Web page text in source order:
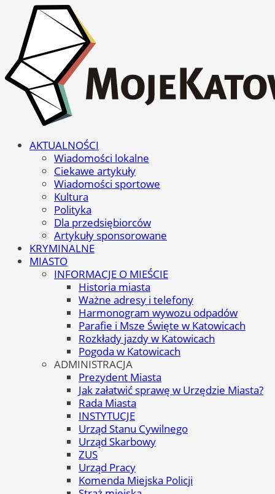
AKTUALNOŚCI
Wiadomości lokalne
Ciekawe artykuły
Wiadomości sportowe
Kultura
Polityka
Dla przedsiębiorców
Artykuły sponsorowane
KRYMINALNE
MIASTO
INFORMACJE O MIEŚCIE
Historia miasta
Ważne adresy i telefony
Harmonogram wywozu odpadów
Parafie i Msze Święte w Katowicach
Rozkłady jazdy w Katowicach
Pogoda w Katowicach
ADMINISTRACJA
Prezydent Miasta
Jak załatwić sprawę w Urzędzie Miasta?
Rada Miasta
INSTYTUCJE
Urząd Stanu Cywilnego
Urząd Skarbowy
ZUS
Urząd Pracy
Komenda Miejska Policji